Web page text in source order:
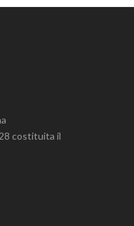
costituita il